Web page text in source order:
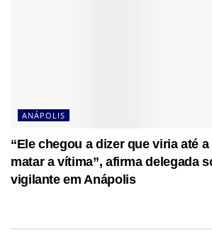
ANÁPOLIS
“Ele chegou a dizer que viria até
matar a vítima”, afirma delegada
vigilante em Anápolis